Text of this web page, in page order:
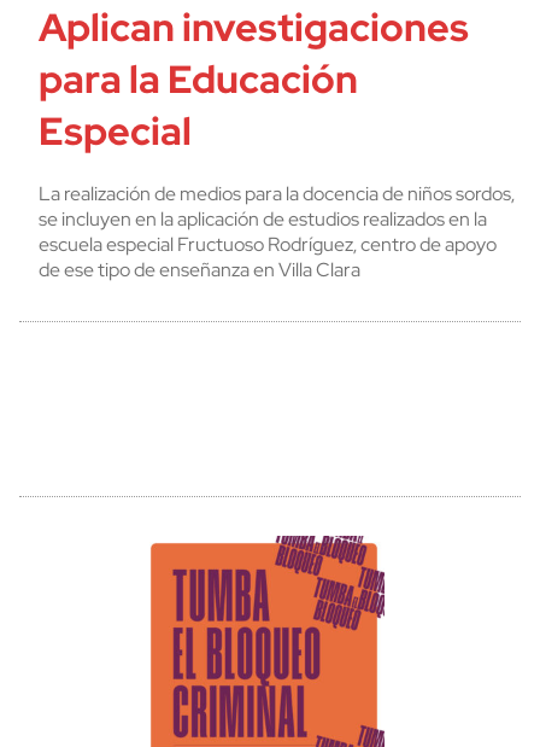
Aplican investigaciones
para la Educación
Especial
La realización de medios para la docencia de niños sordos,
se incluyen en la aplicación de estudios realizados en la
escuela especial Fructuoso Rodríguez, centro de apoyo
de ese tipo de enseñanza en Villa Clara